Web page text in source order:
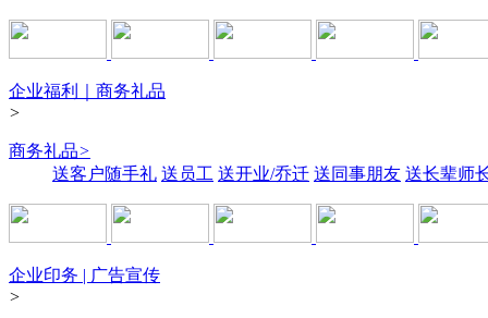
企业福利｜商务礼品
>
商务礼品>
送客户随手礼 送员工 送开业/乔迁 送同事朋友 送长辈师
企业印务 | 广告宣传
>